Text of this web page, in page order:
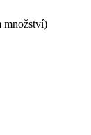
množství)